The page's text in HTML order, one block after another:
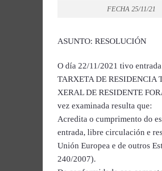
FECHA 25/11/21
ASUNTO: RESOLUCIÓN
O día 22/11/2021 tivo
TARXETA DE RESIDENCIA
XERAL DE RESIDENTE
vez examinada resulta que:
Acredita o cumprimento do
entrada, libre circulación e
Unión Europea e de outros
240/2007).